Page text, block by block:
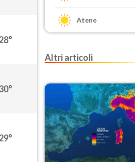
Atene
Altri articoli